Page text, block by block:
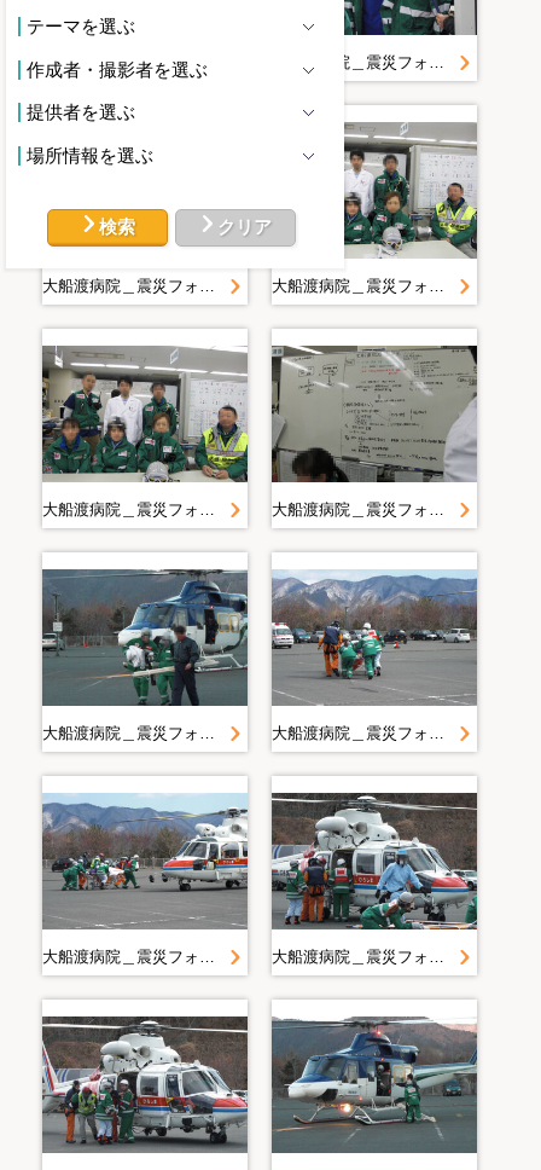
テーマを選ぶ
作成者・撮影者を選ぶ
提供者を選ぶ
場所情報を選ぶ
検索 クリア
大船渡病院＿震災フォト（提出用）＿平成２３年３月１１日 東北関東大震災＿３．１５ 大船渡病院事務室 大船渡病院＿震災フォト（提出用）＿平成２３年３月１１日 東北関東大震災＿３．１５ 大船渡病院事務室
大船渡病院＿震災フォト（提出用）＿平成２３年３月１１日 東北関東大震災＿３．１８ 大船渡病院事務室 大船渡病院＿震災フォト（提出用）＿平成２３年３月１１日 東北関東大震災＿３．１８ 大船渡病院事務室
大船渡病院＿震災フォト（提出用）＿平成２３年３月１１日 東北関東大震災＿３．１８ 大船渡病院事務室 大船渡病院＿震災フォト（提出用）＿平成２３年３月１１日 東北関東大震災＿３．１８ 大船渡病院事務室
大船渡病院＿震災フォト（提出用）＿平成２３年３月１１日 東北関東大震災＿３．１８ 大船渡病院前 大船渡病院＿震災フォト（提出用）＿平成２３年３月１１日 東北関東大震災＿３．１８ 大船渡病院前
大船渡病院＿震災フォト（提出用）＿平成２３年３月１１日 東北関東大震災＿３．１８ 大船渡病院前 大船渡病院＿震災フォト（提出用）＿平成２３年３月１１日 東北関東大震災＿３．１８ 大船渡病院前